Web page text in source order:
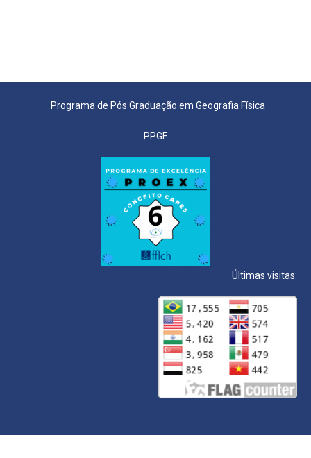
Programa de Pós Graduação em Geografia Física
PPGF
Últimas visitas: